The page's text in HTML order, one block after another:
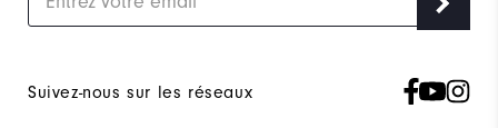
Suivez-nous sur les réseaux